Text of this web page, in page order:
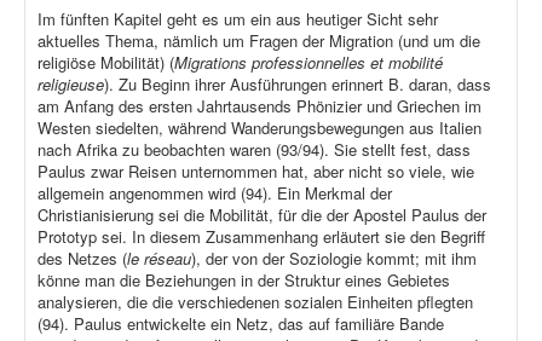
Im fünften Kapitel geht es um ein aus heutiger Sicht sehr
aktuelles Thema, nämlich um Fragen der Migration (und um die
religiöse Mobilität) (Migrations professionnelles et mobilité
religieuse). Zu Beginn ihrer Ausführungen erinnert B. daran, dass
am Anfang des ersten Jahrtausends Phönizier und Griechen im
Westen siedelten, während Wanderungsbewegungen aus Italien
nach Afrika zu beobachten waren (93/94). Sie stellt fest, dass
Paulus zwar Reisen unternommen hat, aber nicht so viele, wie
allgemein angenommen wird (94). Ein Merkmal der
Christianisierung sei die Mobilität, für die der Apostel Paulus der
Prototyp sei. In diesem Zusammenhang erläutert sie den Begriff
des Netzes (le réseau), der von der Soziologie kommt; mit ihm
könne man die Beziehungen in der Struktur eines Gebietes
analysieren, die die verschiedenen sozialen Einheiten pflegten
(94). Paulus entwickelte ein Netz, das auf familiäre Bande